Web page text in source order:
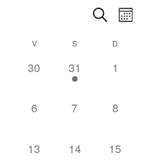
Recherche
de
Mois
V S D
0
évènement,
30
1
évènement,
31
0
1
0
6
0
7
0
8
0
13
0
14
0
15